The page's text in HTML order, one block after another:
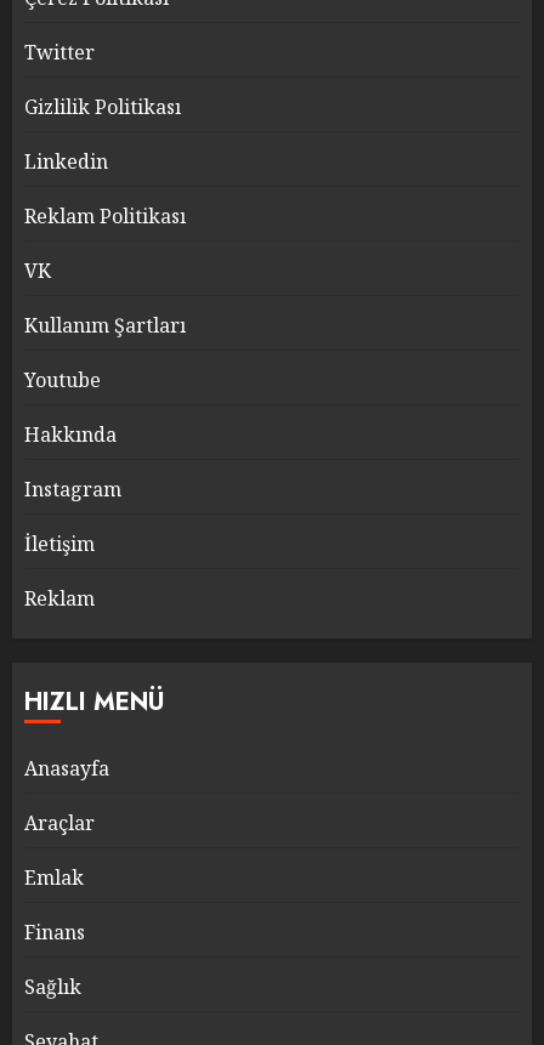
Twitter
Gizlilik Politikası
Linkedin
Reklam Politikası
VK
Kullanım Şartları
Youtube
Hakkında
Instagram
İletişim
Reklam
HIZLI MENÜ
Anasayfa
Araçlar
Emlak
Finans
Sağlık